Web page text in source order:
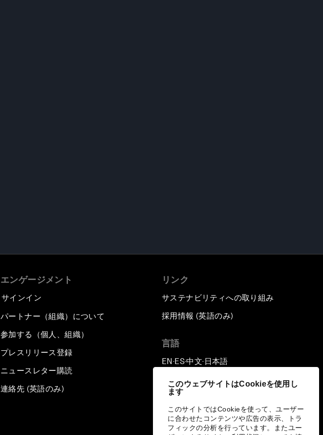
このウェブサイトはCookieを使用し
ます
このサイトではCookieを使って、ユーザー
に合わせたコンテンツや広告の表示、トラ
フィックの分析を行っています。またユー
エンゲージメント
サインイン
パートナー（組織）について
参加する（個人、組織）
プレスリリース登録
ニュースレター購読
連絡先 (英語のみ)
リンク
サステナビリティへの取り組み
採用情報 (英語のみ)
言語
EN ▪ES▪中文▪ 日本語